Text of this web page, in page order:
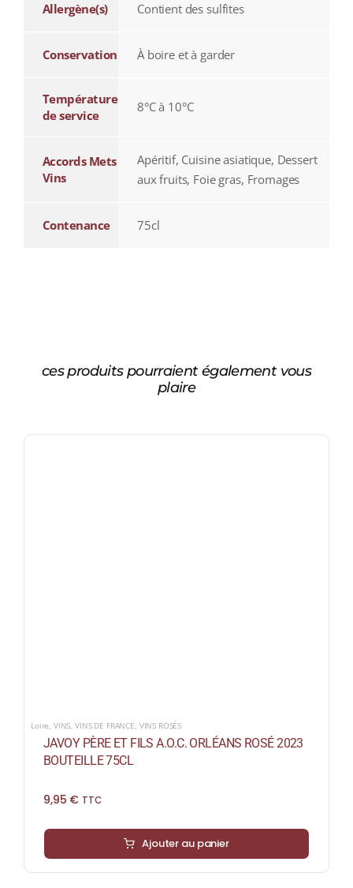
Allergène(s) Contient des sulfites
Conservation À boire et à garder
Température
de service
8°C à 10°C
Accords Mets
Vins
Apéritif, Cuisine asiatique, Dessert
aux fruits, Foie gras, Fromages
Contenance 75cl
ces produits pourraient également vous
plaire
Loire VINS ,VINS DE FRANCE VINS ROSÉS
JAVOY PÈRE ET FILS A.O.C. ORLÉANS ROSÉ 2023
BOUTEILLE 75CL
9,95 € TTC
Ajouter au panier